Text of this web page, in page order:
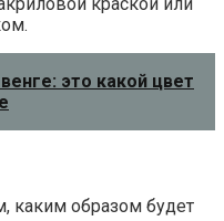
это какой цвет
каким образом будет